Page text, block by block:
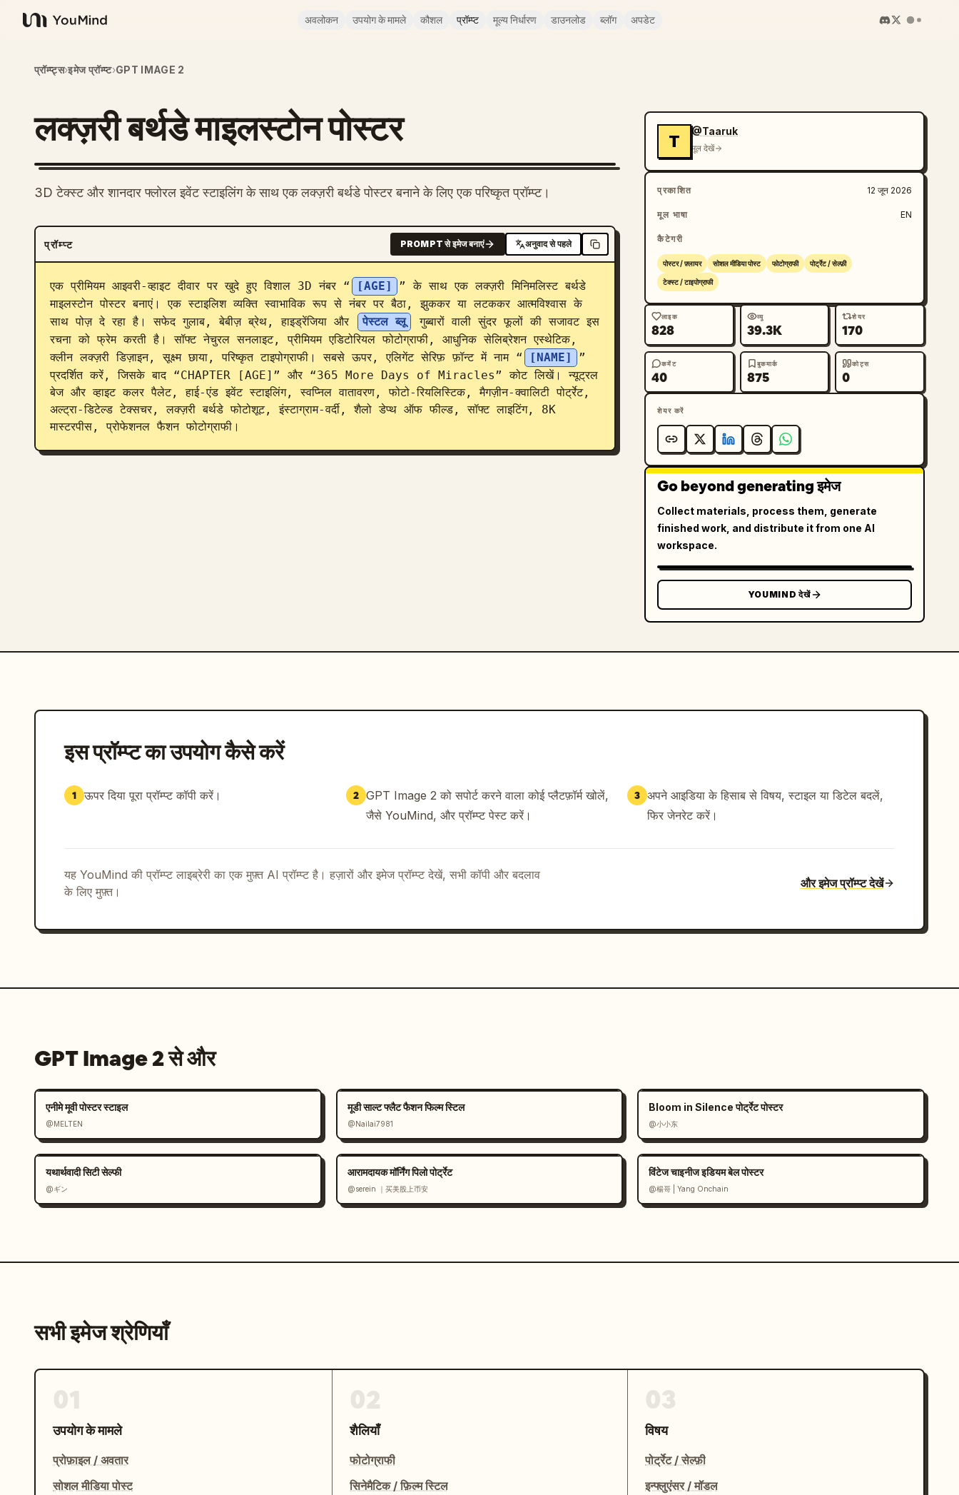
YouMind
अवलोकन उपयोग के मामले कौशल प्रॉम्प्ट मूल्य निर्धारण डाउनलोड ब्लॉग अपडेट
प्रॉम्प्ट्स›इमेज प्रॉम्प्ट›GPT IMAGE 2
लक्ज़री बर्थडे माइलस्टोन पोस्टर
3D टेक्स्ट और शानदार फ्लोरल इवेंट स्टाइलिंग के साथ एक लक्ज़री बर्थडे पोस्टर बनाने के लिए एक परिष्कृत प्रॉम्प्ट।
प्रॉम्प्ट PROMPT से इमेज बनाएं अनुवाद से पहले
एक प्रीमियम आइवरी-व्हाइट दीवार पर खुदे हुए विशाल 3D नंबर “ [AGE]
” के साथ एक लक्ज़री मिनिमलिस्ट बर्थडे
माइलस्टोन पोस्टर बनाएं। एक स्टाइलिश व्यक्ति स्वाभाविक रूप से नंबर पर बैठा, झुककर या लटककर आत्मविश्वास के
साथ पोज़ दे रहा है। सफेद गुलाब, बेबीज़ ब्रेथ, हाइड्रेंजिया और
पेस्टल ब्लू
गुब्बारों वाली सुंदर फूलों की सजावट इस
रचना को फ्रेम करती है। सॉफ्ट नेचुरल सनलाइट, प्रीमियम एडिटोरियल फोटोग्राफी, आधुनिक सेलिब्रेशन एस्थेटिक,
क्लीन लक्ज़री डिज़ाइन, सूक्ष्म छाया, परिष्कृत टाइपोग्राफी। सबसे ऊपर, एलिगेंट सेरिफ़ फ़ॉन्ट में नाम “
[NAME]
”
प्रदर्शित करें, जिसके बाद “CHAPTER [AGE]” और “365 More Days of Miracles” कोट लिखें। न्यूट्रल
बेज और व्हाइट कलर पैलेट, हाई-एंड इवेंट स्टाइलिंग, स्वप्निल वातावरण, फोटो-रियलिस्टिक, मैगज़ीन-क्वालिटी पोर्ट्रेट,
अल्ट्रा-डिटेल्ड टेक्सचर, लक्ज़री बर्थडे फोटोशूट, इंस्टाग्राम-वर्दी, शैलो डेप्थ ऑफ फील्ड, सॉफ्ट लाइटिंग, 8K
मास्टरपीस, प्रोफेशनल फैशन फोटोग्राफी।
T
@Taaruk
मूल देखें
प्रकाशित 12 जून 2026
मूल भाषा EN
कैटेगरी
पोस्टर / फ़्लायर सोशल मीडिया पोस्ट फोटोग्राफी पोर्ट्रेट / सेल्फ़ी
टेक्स्ट / टाइपोग्राफी
लाइक
828
व्यू
39.3K
शेयर
170
कमेंट
40
बुकमार्क
875
कोट्स
0
शेयर करें
Go beyond generating इमेज
Collect materials, process them, generate
finished work, and distribute it from one AI
workspace.
YOUMIND देखें
इस प्रॉम्प्ट का उपयोग कैसे करें
1 ऊपर दिया पूरा प्रॉम्प्ट कॉपी करें। 2 GPT Image 2 को सपोर्ट करने वाला कोई प्लैटफ़ॉर्म खोलें,
जैसे YouMind, और प्रॉम्प्ट पेस्ट करें।
3 अपने आइडिया के हिसाब से विषय, स्टाइल या डिटेल बदलें,
फिर जेनरेट करें।
यह YouMind की प्रॉम्प्ट लाइब्रेरी का एक मुफ़्त AI प्रॉम्प्ट है। हज़ारों और इमेज प्रॉम्प्ट देखें, सभी कॉपी और बदलाव
के लिए मुफ़्त।
और इमेज प्रॉम्प्ट देखें
GPT Image 2 से और
एनीमे मूवी पोस्टर स्टाइल
@MELTEN
मूडी साल्ट फ्लैट फैशन फिल्म स्टिल
@Nailai7981
Bloom in Silence पोर्ट्रेट पोस्टर
@小小东
यथार्थवादी सिटी सेल्फी
@ギン
आरामदायक मॉर्निंग पिलो पोर्ट्रेट
@serein ｜买美股上币安
विंटेज चाइनीज इडियम बेल पोस्टर
@楊哥 | Yang Onchain
सभी इमेज श्रेणियाँ
उपयोग के मामले
प्रोफ़ाइल / अवतार
सोशल मीडिया पोस्ट
शैलियाँ
फोटोग्राफी
सिनेमैटिक / फ़िल्म स्टिल
विषय
पोर्ट्रेट / सेल्फ़ी
इन्फ्लुएंसर / मॉडल